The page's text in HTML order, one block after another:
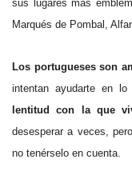
sus lugares más
Marqués de Pombal,
Los portugueses son
intentan ayudarte en
lentitud con la que
desesperar a veces,
no tenérselo en cuenta.